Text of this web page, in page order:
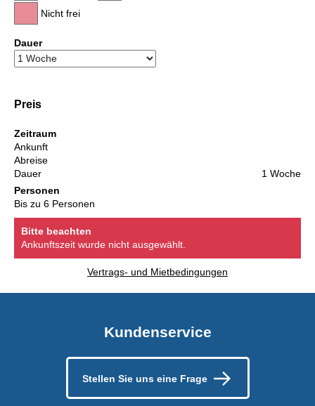
Nicht frei
Dauer
Preis
Zeitraum
Ankunft
Abreise
Dauer
1 Woche
Personen
Bis zu 6 Personen
Bitte beachten
Ankunftszeit wurde nicht ausgewählt.
Vertrags- und Mietbedingungen
Kundenservice
Stellen Sie uns eine Frage